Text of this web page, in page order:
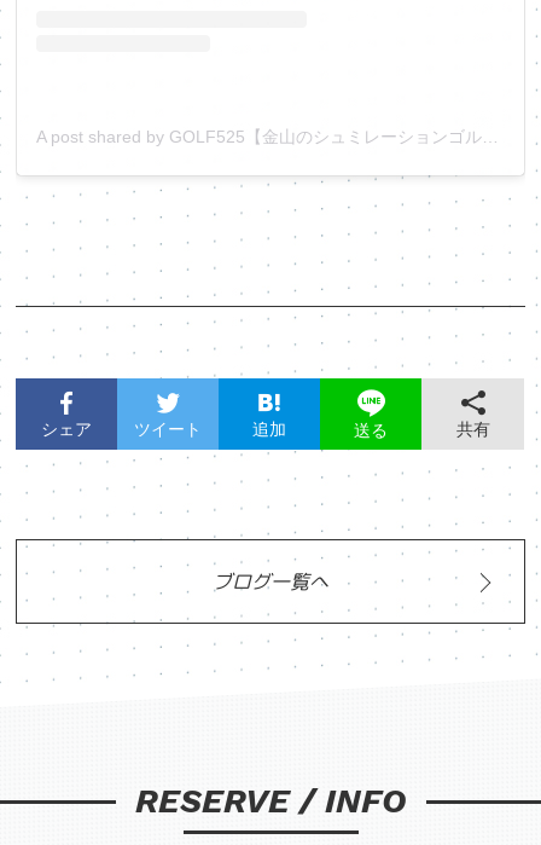
A post shared by GOLF525【金山のシュミレーションゴルフ⛳️】 (@golf525_official)
シェア ツイート 追加 送る 共有
ブログ一覧へ
RESERVE / INFO